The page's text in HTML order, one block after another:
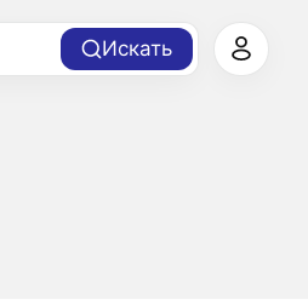
Искать